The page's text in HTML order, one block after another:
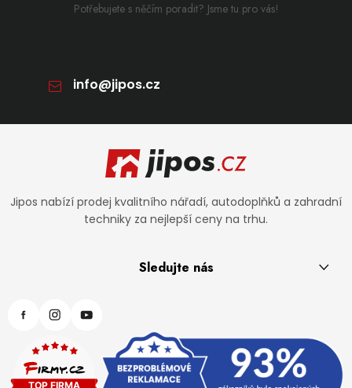
Potřebujete s něčím poradit? Jsme tu pro vás!
info@jipos.cz
Zápatí
Jipos nabízí prodej kvalitního nářadí, autodoplňků a zahradní
techniky za nejlepší ceny na trhu.
Sledujte nás